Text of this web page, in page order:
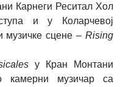
Карнеги Реситал Хол
и у Коларчевој
музичке сцене – Rising
у Кран Монтани
камерни музичар са